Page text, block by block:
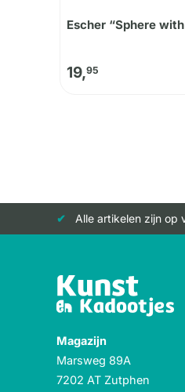
Escher “Sphere
19,95
Alle artikelen zijn op
Magazijn
Marsweg 89A
7202 AT Zutphen